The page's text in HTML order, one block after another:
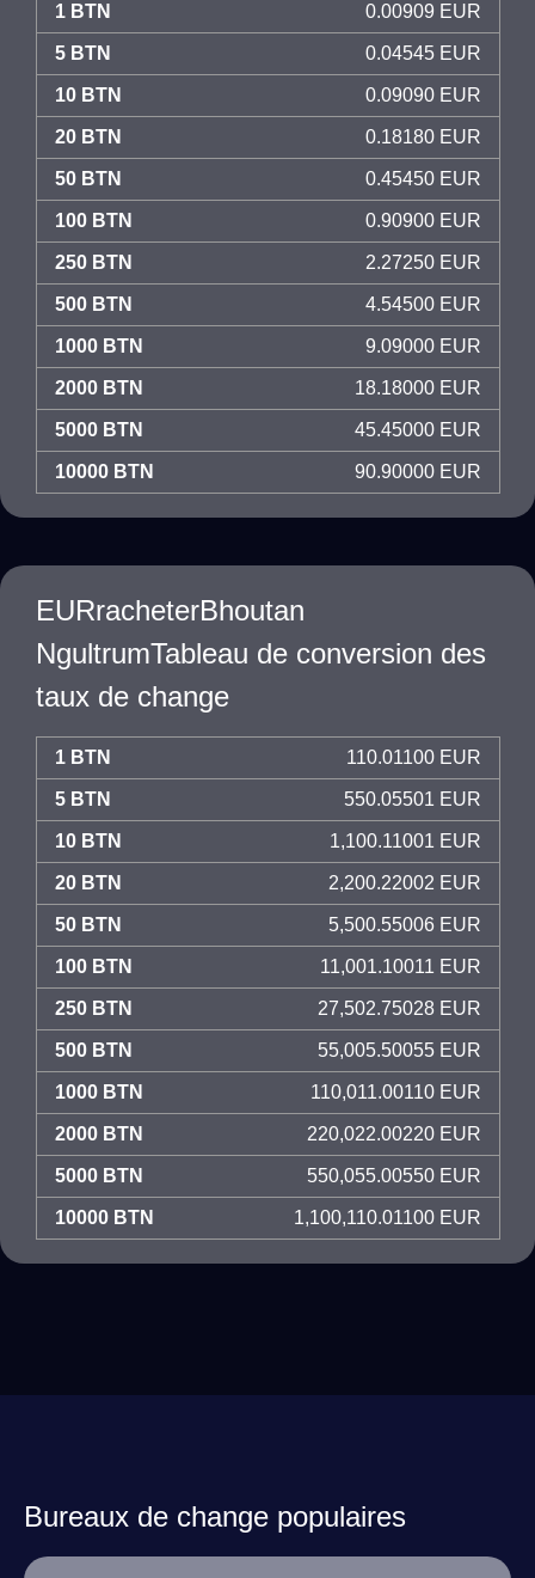
1 BTN 0.00909 EUR
5 BTN 0.04545 EUR
10 BTN 0.09090 EUR
20 BTN 0.18180 EUR
50 BTN 0.45450 EUR
100 BTN 0.90900 EUR
250 BTN 2.27250 EUR
500 BTN 4.54500 EUR
1000 BTN 9.09000 EUR
2000 BTN 18.18000 EUR
5000 BTN 45.45000 EUR
10000 BTN 90.90000 EUR
EURracheterBhoutan
NgultrumTableau de conversion des
taux de change
1 BTN 110.01100 EUR
5 BTN 550.05501 EUR
10 BTN 1,100.11001 EUR
20 BTN 2,200.22002 EUR
50 BTN 5,500.55006 EUR
100 BTN 11,001.10011 EUR
250 BTN 27,502.75028 EUR
500 BTN 55,005.50055 EUR
1000 BTN 110,011.00110 EUR
2000 BTN 220,022.00220 EUR
5000 BTN 550,055.00550 EUR
10000 BTN 1,100,110.01100 EUR
Bureaux de change populaires